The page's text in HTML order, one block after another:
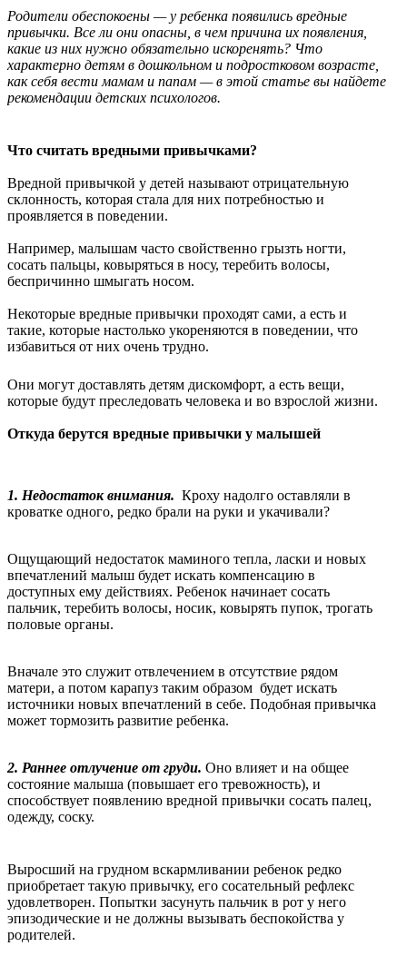
Родители обеспокоены — у ребенка появились вредные
привычки. Все ли они опасны, в чем причина их появления,
какие из них нужно обязательно искоренять? Что
характерно детям в дошкольном и подростковом возрасте,
как себя вести мамам и папам — в этой статье вы найдете
рекомендации детских психологов.
Что считать вредными привычками?
Вредной привычкой у детей называют отрицательную
склонность, которая стала для них потребностью и
проявляется в поведении.
Например, малышам часто свойственно грызть ногти,
сосать пальцы, ковыряться в носу, теребить волосы,
беспричинно шмыгать носом.
Некоторые вредные привычки проходят сами, а есть и
такие, которые настолько укореняются в поведении, что
избавиться от них очень трудно.
Они могут доставлять детям дискомфорт, а есть вещи,
которые будут преследовать человека и во взрослой жизни.
Откуда берутся вредные привычки у малышей
1. Недостаток внимания. Кроху надолго оставляли в
кроватке одного, редко брали на руки и укачивали?
Ощущающий недостаток маминого тепла, ласки и новых
впечатлений малыш будет искать компенсацию в
доступных ему действиях. Ребенок начинает сосать
пальчик, теребить волосы, носик, ковырять пупок, трогать
половые органы.
Вначале это служит отвлечением в отсутствие рядом
матери, а потом карапуз таким образом будет искать
источники новых впечатлений в себе. Подобная привычка
может тормозить развитие ребенка.
2. Раннее отлучение от груди. Оно влияет и на общее
состояние малыша (повышает его тревожность), и
способствует появлению вредной привычки сосать палец,
одежду, соску.
Выросший на грудном вскармливании ребенок редко
приобретает такую привычку, его сосательный рефлекс
удовлетворен. Попытки засунуть пальчик в рот у него
эпизодические и не должны вызывать беспокойства у
родителей.